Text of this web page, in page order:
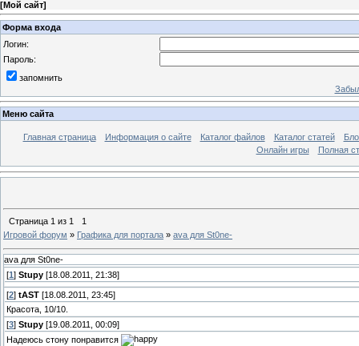
[Мой сайт]
Форма входа
Логин:
Пароль:
запомнить
Меню сайта
Главная страница Информация о сайте Каталог файлов Каталог статей
Онлайн игры
Полная
Страница 1 из 1
1
Игровой форум » Графика для портала » ava для St0ne-
ava для St0ne-
[1 ] Stupy [18.08.2011, 21:38]
[2] tAST [18.08.2011, 23:45]
Красота, 10/10.
[3] Stupy [19.08.2011, 00:09]
Надеюсь стону понравится